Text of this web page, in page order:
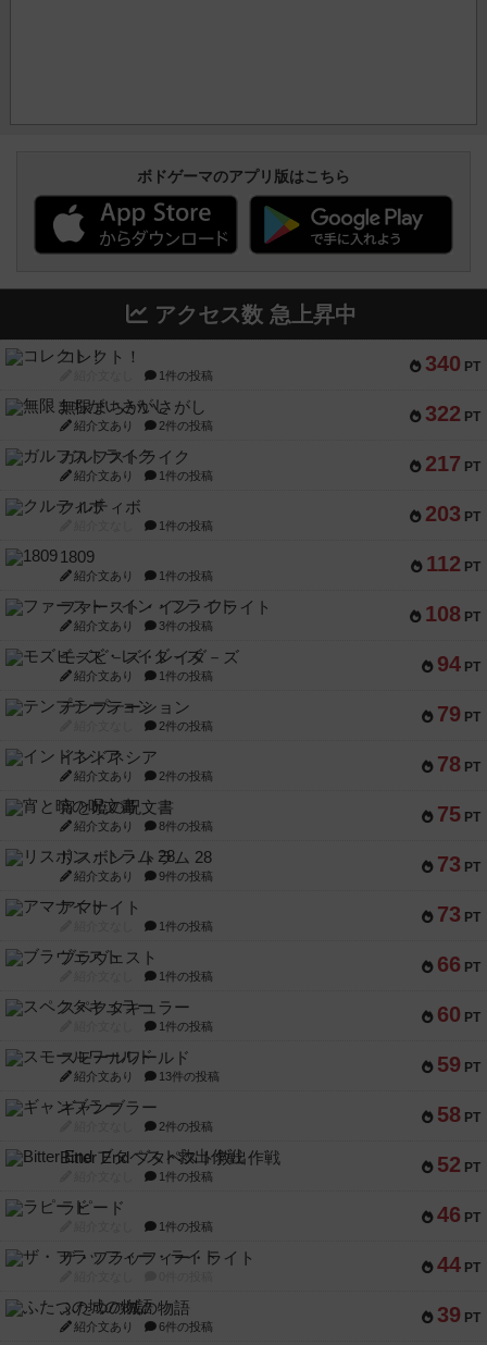
ボドゲーマのアプリ版はこちら
アクセス数 急上昇中
340 PT
コレクト！
1件の投稿
322 PT
無限まちがいさがし
紹介文あり 2件の投稿
217 PT
ガルフストライク
紹介文あり 1件の投稿
203 PT
クルティボ
1件の投稿
112 PT
1809
紹介文あり 1件の投稿
108 PT
ファースト・イン・フライト
紹介文あり 3件の投稿
94 PT
モズビ－ズ・レイダ－ズ
紹介文あり 1件の投稿
79 PT
テンプテーション
2件の投稿
78 PT
インドネシア
紹介文あり 2件の投稿
75 PT
宵と暁の呪文書
紹介文あり 8件の投稿
73 PT
リスボン・トラム 28
紹介文あり 9件の投稿
73 PT
アマナイト
1件の投稿
66 PT
ブラヴェスト
1件の投稿
60 PT
スペクタキュラー
1件の投稿
59 PT
スモールワールド
紹介文あり 13件の投稿
58 PT
ギャンブラー
2件の投稿
52 PT
Bitter End ブタペスト救出作戦
1件の投稿
46 PT
ラピード
1件の投稿
44 PT
ザ・フラッフィー・ライト
39 PT
ふたつの城の物語
紹介文あり 6件の投稿